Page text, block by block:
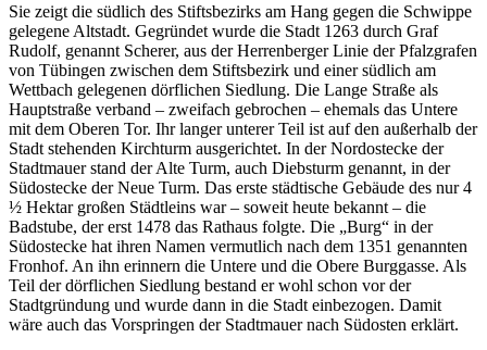
Sie zeigt die südlich des Stiftsbezirks am Hang gegen die Schwippe
gelegene Altstadt. Gegründet wurde die Stadt 1263 durch Graf
Rudolf, genannt Scherer, aus der Herrenberger Linie der Pfalzgrafen
von Tübingen zwischen dem Stiftsbezirk und einer südlich am
Wettbach gelegenen dörflichen Siedlung. Die Lange Straße als
Hauptstraße verband – zweifach gebrochen – ehemals das Untere
mit dem Oberen Tor. Ihr langer unterer Teil ist auf den außerhalb der
Stadt stehenden Kirchturm ausgerichtet. In der Nordostecke der
Stadtmauer stand der Alte Turm, auch Diebsturm genannt, in der
Südostecke der Neue Turm. Das erste städtische Gebäude des nur 4
½ Hektar großen Städtleins war – soweit heute bekannt – die
Badstube, der erst 1478 das Rathaus folgte. Die „Burg“ in der
Südostecke hat ihren Namen vermutlich nach dem 1351 genannten
Fronhof. An ihn erinnern die Untere und die Obere Burggasse. Als
Teil der dörflichen Siedlung bestand er wohl schon vor der
Stadtgründung und wurde dann in die Stadt einbezogen. Damit
wäre auch das Vorspringen der Stadtmauer nach Südosten erklärt.